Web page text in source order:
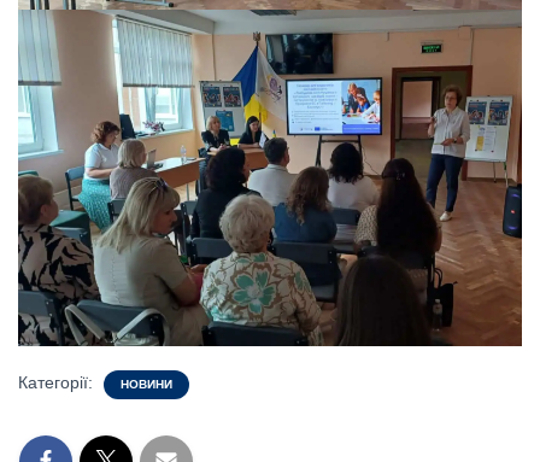
Категорії: НОВИНИ